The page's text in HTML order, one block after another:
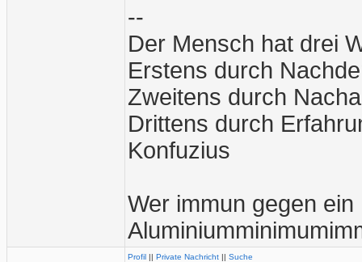
--
Der Mensch hat drei
Erstens durch
Zweitens durch
Drittens durch
Konfuzius
Wer immun gegen
Profil || Private Nachricht || Suche